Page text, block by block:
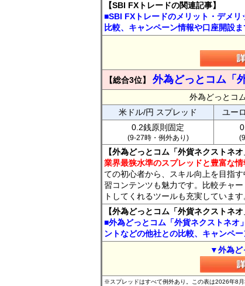
【SBI FXトレードの関連記事】
■SBI FXトレードのメリット・デメ
比較、キャンペーン情報や口座開設
【総合3位】 外為どっとコム「
外為どっとコ
米ドル/円 スプレッド
ユー
0.2銭原則固定
(9-27時・例外あり)
【外為どっとコム「外貨ネクストネ
業界最狭水準のスプレッドと豊富な
ての初心者から、スキル向上を目指
習コンテンツも魅力です。比較チャ
トしてくれるツールも充実しています
【外為どっとコム「外貨ネクストネオ
■外為どっとコム「外貨ネクストネオ
ントなどの他社との比較、キャンペ
▼外為ど
※スプレッドはすべて例外あり。この表は2026年8